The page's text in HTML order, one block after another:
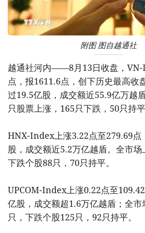
附图 图自越通社
越通社河内——8月13日收盘，
点，报1611.6点，创下历史最高收
过19.5亿股，成交额近55.9亿万越
只股票上涨，165只下跌，50只持平
HNX-Index上涨3.22点至279.69点
股，成交额近5.2万亿越盾。全市场
下跌个股88只，70只持平。
UPCOM-Index上涨0.22点至
亿股，成交额超1.6万亿越盾；全
只，下跌个股125只，92只持平。